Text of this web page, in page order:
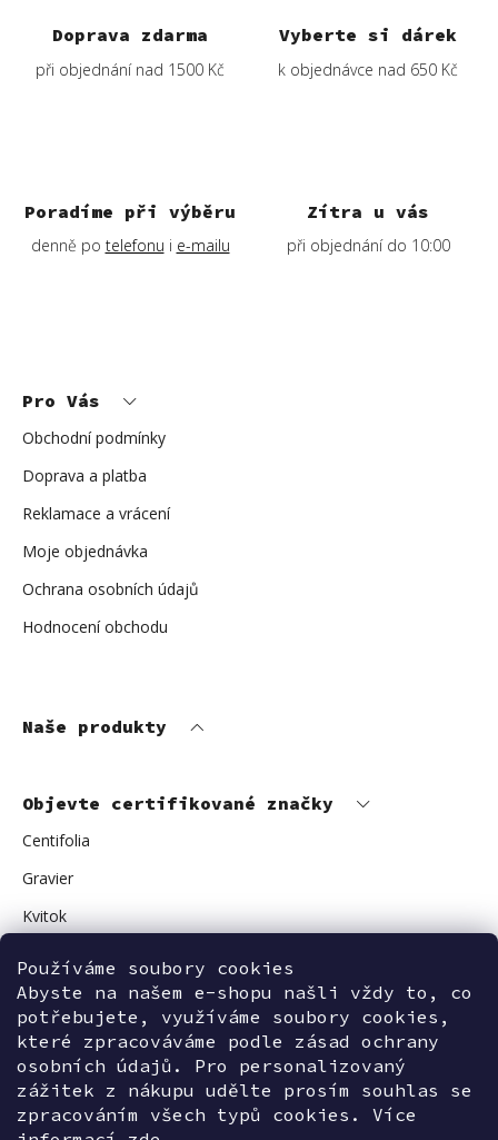
Používáme soubory cookies
Abyste na našem e-shopu našli vždy to, co
potřebujete, využíváme soubory cookies,
které zpracováváme podle zásad ochrany
osobních údajů. Pro personalizovaný
zážitek z nákupu udělte prosím souhlas se
zpracováním všech typů cookies. Více
Doprava zdarma
při objednání nad 1500 Kč
Vyberte si dárek
k objednávce nad 650 Kč
Poradíme při výběru
denně po telefonu i e-mailu
Zítra u vás
při objednání do 10:00
Pro Vás
Obchodní podmínky
Doprava a platba
Reklamace a vrácení
Moje objednávka
Ochrana osobních údajů
Hodnocení obchodu
Naše produkty
Objevte certifikované značky
Centifolia
Gravier
Kvitok
Avant Skincare
Sonnentor
Kontaktujte nás